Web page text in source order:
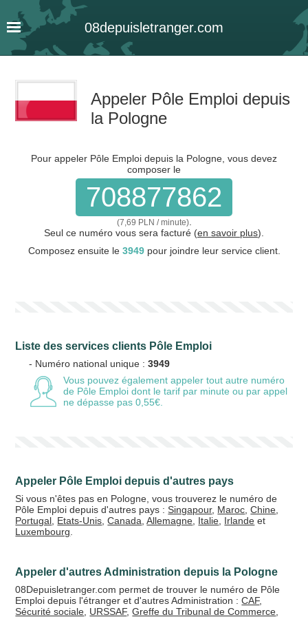
08depuisletranger.com
Appeler Pôle Emploi depuis
la Pologne
Pour appeler Pôle Emploi depuis la Pologne, vous devez
composer le
708877862
(7,69 PLN / minute).
Seul ce numéro vous sera facturé (en savoir plus).
Composez ensuite le 3949pour joindre leur service client.
Liste des services clients Pôle Emploi
- Numéro national unique :3949
Vous pouvez également appeler tout autre numéro
de Pôle Emploi dont le tarif par minute ou par appel
ne dépasse pas 0,55€.
Appeler Pôle Emploi depuis d'autres pays
Si vous n'êtes pas en Pologne, vous trouverez le numéro de
Pôle Emploi depuis d'autres pays :Singapour, Maroc ,Chine
Portugal Etats-Unis ,Canada ,Allemagne Italie Irlande et
Luxembourg
Appeler d'autres Administration depuis la Pologne
08Depuisletranger.com permet de trouver le numéro de Pôle
Emploi depuis l'étranger et d'autres Administration :CAF,
Sécurité sociale URSSAF,Greffe du Tribunal de Commerce